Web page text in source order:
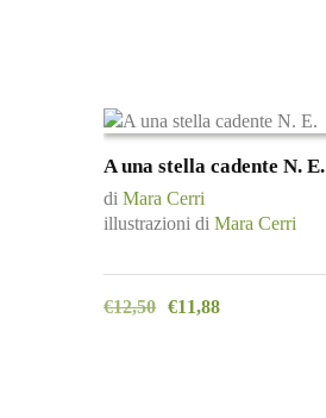
A una stella cadente N. E.
di Mara Cerri
illustrazioni di Mara Cerri
€12,50 €11,88